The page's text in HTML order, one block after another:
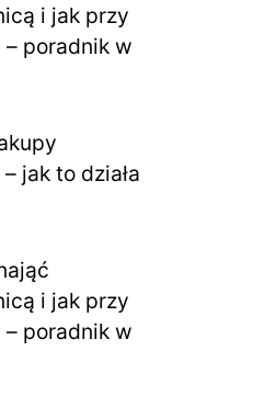
i jak przy
poradnik w
jak to działa
i jak przy
poradnik w